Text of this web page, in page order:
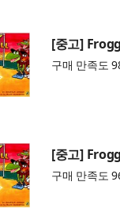
[중고]
구매 만족도
[중고]
구매 만족도